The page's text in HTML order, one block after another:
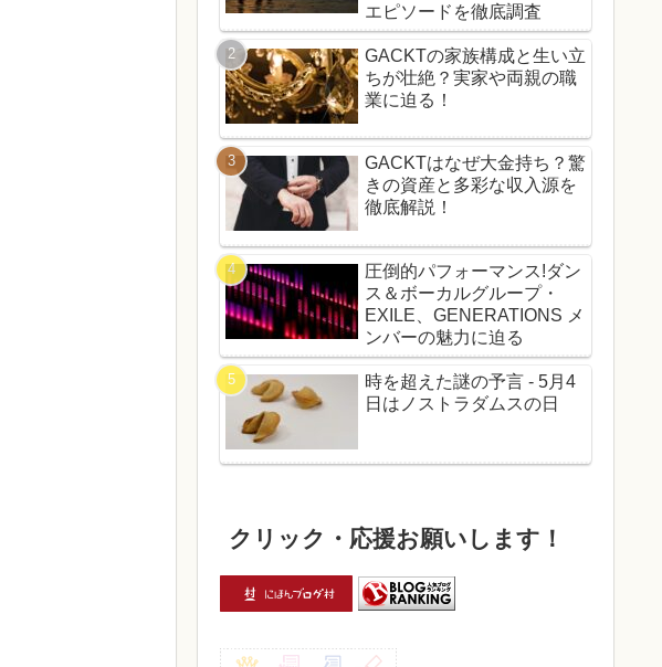
エピソードを徹底調査
GACKTの家族構成と生い立
ちが壮絶？実家や両親の職
業に迫る！
GACKTはなぜ大金持ち？驚
きの資産と多彩な収入源を
徹底解説！
圧倒的パフォーマンス!ダン
ス＆ボーカルグループ・
EXILE、GENERATIONS メ
ンバーの魅力に迫る
時を超えた謎の予言 - 5月4
日はノストラダムスの日
クリック・応援お願いします！